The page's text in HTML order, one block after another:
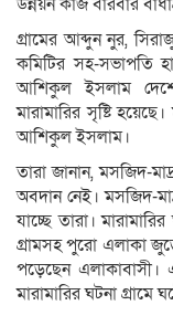
গ্রামের আব্দুন নুর,
কমিটির সহ-সভাপতি
আশিকুল ইসলাম
মারামারির সৃষ্টি
আশিকুল ইসলাম।
তারা জানান, মসজিদ-
অবদান নেই। মসজিদ-
যাচ্ছে তারা।
গ্রামসহ পুরো এলাকা
পড়েছেন
মারামারির ঘটনা গ্রামে